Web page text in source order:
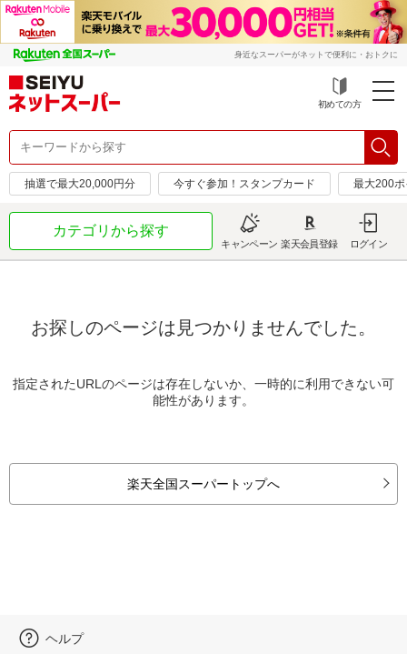
身近なスーパーがネットで便利に・おトクに
初めての方
抽選で最大20,000円分 今すぐ参加！スタンプカード 最大200
カテゴリから探す
キャンペーン 楽天会員登録 ログイン
お探しのページは見つかりませんでした。
指定されたURLのページは存在しないか、一時的に利用できない可
能性があります。
楽天全国スーパートップへ
ヘルプ